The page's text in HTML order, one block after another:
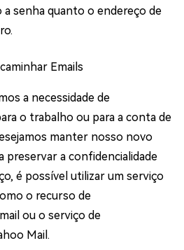
senha quanto o endereço de
Emails
a necessidade de
o trabalho ou para a conta de
manter nosso novo
preservar a confidencialidade
é possível utilizar um serviço
o recurso de
ou o serviço de
Mail.